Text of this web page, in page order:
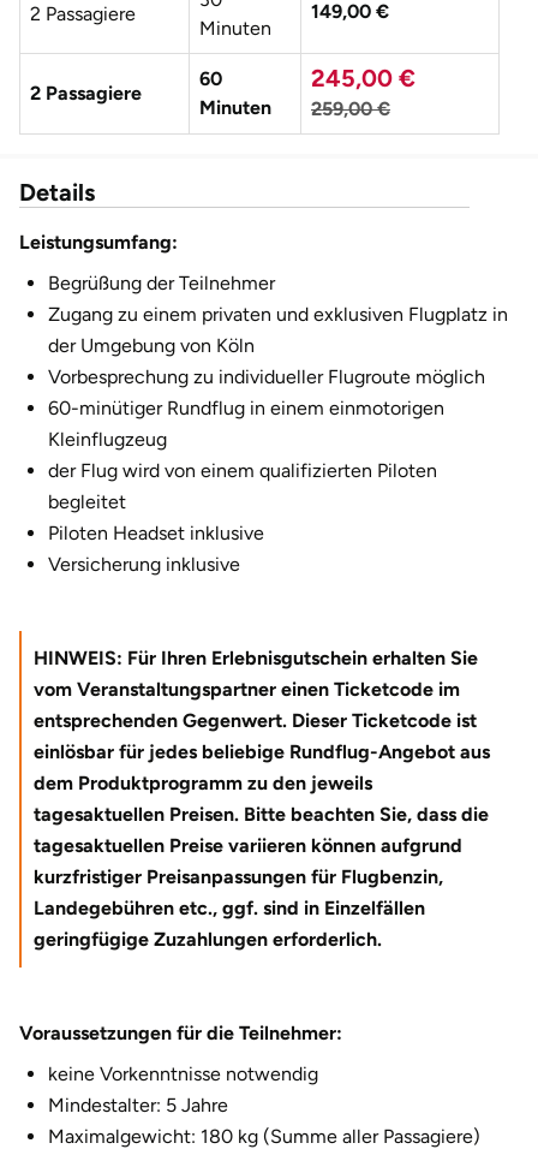
2 Passagiere
Minuten
149,00 €
2 Passagiere
60
Minuten
245,00 €
259,00 €
Details
Leistungsumfang:
Begrüßung der Teilnehmer
Zugang zu einem privaten und exklusiven Flugplatz in
der Umgebung von Köln
Vorbesprechung zu individueller Flugroute möglich
60-minütiger Rundflug in einem einmotorigen
Kleinflugzeug
der Flug wird von einem qualifizierten Piloten
begleitet
Piloten Headset inklusive
Versicherung inklusive
HINWEIS: Für Ihren Erlebnisgutschein erhalten Sie
vom Veranstaltungspartner einen Ticketcode im
entsprechenden Gegenwert. Dieser Ticketcode ist
einlösbar für jedes beliebige Rundflug-Angebot aus
dem Produktprogramm zu den jeweils
tagesaktuellen Preisen. Bitte beachten Sie, dass die
tagesaktuellen Preise variieren können aufgrund
kurzfristiger Preisanpassungen für Flugbenzin,
Landegebühren etc., ggf. sind in Einzelfällen
geringfügige Zuzahlungen erforderlich.
Voraussetzungen für die Teilnehmer:
keine Vorkenntnisse notwendig
Mindestalter: 5 Jahre
Maximalgewicht: 180 kg (Summe aller Passagiere)
Fürstenfeldbruck
Geiselwind
Gelnhausen
Gersfeld
Gotha
Göppingen
Görlitz
Halle
Hanau
Hannover
Haßfurt
Heidelberg
Heidenheim
Herzogenaurach